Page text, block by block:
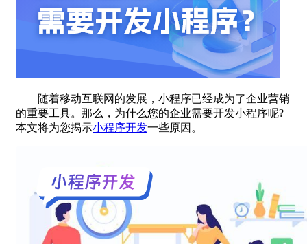
随着移动互联网的发展，小程序已经成为了企业营销
的重要工具。那么，为什么您的企业需要开发小程序呢?
本文将为您揭示小程序开发一些原因。